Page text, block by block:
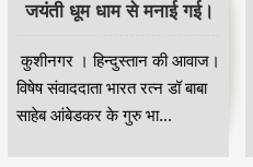
जयंती धूम धाम से मनाई गई।
कुशीनगर । हिन्दुस्तान की आवाज।
विषेष संवाददाता भारत रत्न डॉ बाबा
साहेब आंबेडकर के गुरु भा...